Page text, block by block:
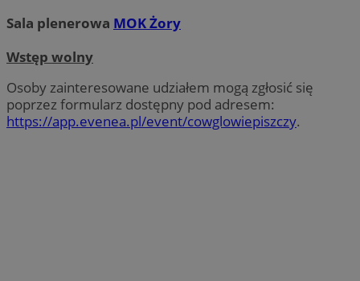
Sala plenerowa MOK Żory
Wstęp wolny
Osoby zainteresowane udziałem mogą zgłosić się
poprzez formularz dostępny pod adresem:
https://app.evenea.pl/event/cowglowiepiszczy.